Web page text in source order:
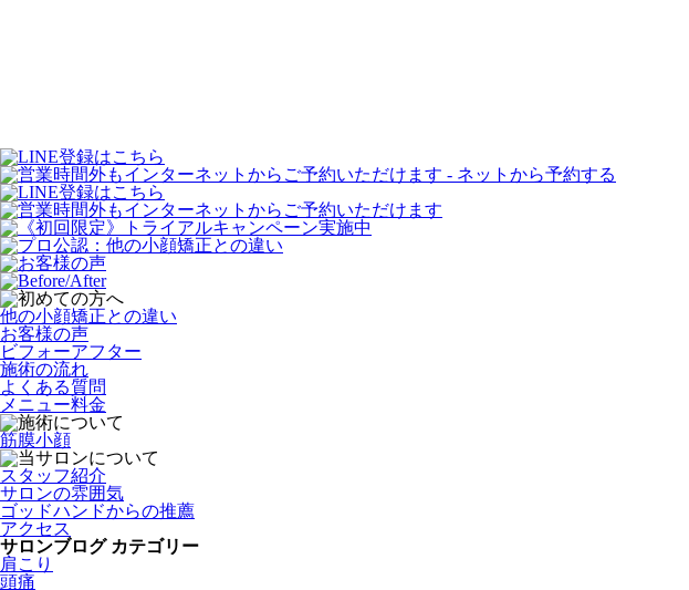
他の小顔矯正との違い
お客様の声
ビフォーアフター
施術の流れ
よくある質問
メニュー料金
筋膜小顔
スタッフ紹介
サロンの雰囲気
ゴッドハンドからの推薦
アクセス
サロンブログ カテゴリー
肩こり
頭痛